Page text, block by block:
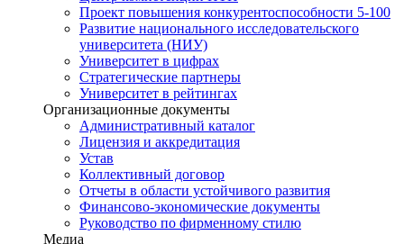
Проект повышения конкурентоспособности 5-100
Развитие национального исследовательского
университета (НИУ)
Университет в цифрах
Стратегические партнеры
Университет в рейтингах
Организационные документы
Административный каталог
Лицензия и аккредитация
Устав
Коллективный договор
Отчеты в области устойчивого развития
Финансово-экономические документы
Руководство по фирменному стилю
Медиа